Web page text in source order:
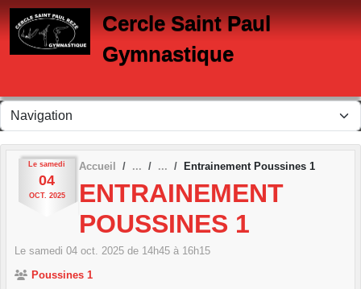
Cercle Saint Paul
Gymnastique
Le samedi
04
OCT. 2025
Accueil Entrainement Poussines 1
ENTRAINEMENT
POUSSINES 1
Le samedi 04 oct. 2025 de 14h45 à 16h15
Poussines 1
Panneau de gestion des cookies